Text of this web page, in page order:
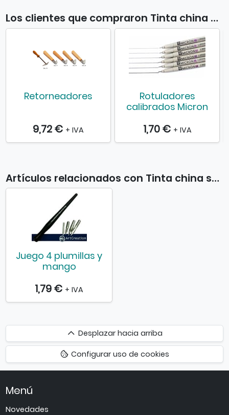
l
o
Los clientes que compraron Tinta china sólida en colores también compraron
Retorneadores
9,72 € + IVA
Rotuladores
calibrados Micron
1,70 € + IVA
Artículos relacionados con Tinta china sólida en colores
Juego 4 plumillas y
mango
1,79 € + IVA
Desplazar
hacia
arriba
Desplazar hacia arriba
Configurar uso de cookies
Menú
Novedades